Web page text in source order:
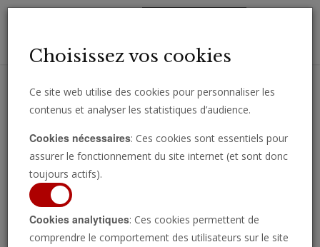
importantes directement par e-mail.
Choisissez vos cookies
Ce site web utilise des cookies pour personnaliser les
contenus et analyser les statistiques d’audience.
Cookies nécessaires: Ces cookies sont essentiels pour
assurer le fonctionnement du site internet (et sont donc
toujours actifs).
Cookies analytiques: Ces cookies permettent de
comprendre le comportement des utilisateurs sur le site